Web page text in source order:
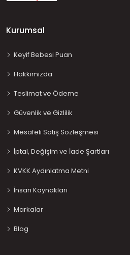
Kurumsal
Keyif Bebesi Puan
Hakkımızda
Teslimat ve Ödeme
Güvenlik ve Gizlilik
Mesafeli Satış Sözleşmesi
İptal, Değişim ve İade Şartları
KVKK Aydınlatma Metni
İnsan Kaynakları
Markalar
Blog